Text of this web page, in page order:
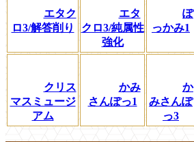
エタク
ロ3/解答削り
エタ
クロ3/純属性
強化
ぽ
っかみ1
クリス
マスミュージ
アム
かみ
さんぽっ1
か
みさんぽ
っ3